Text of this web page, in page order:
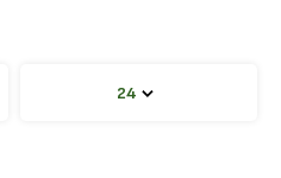
24